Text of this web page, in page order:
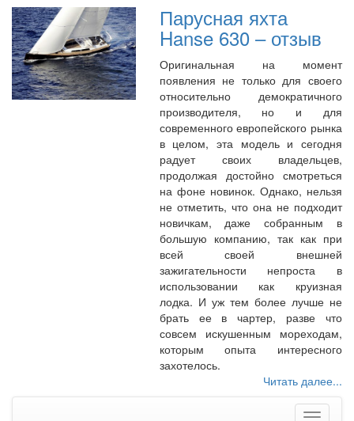
Парусная яхта
Hanse 630 – отзыв
Оригинальная на момент
появления не только для своего
относительно демократичного
производителя, но и для
современного европейского рынка
в целом, эта модель и сегодня
радует своих владельцев,
продолжая достойно смотреться
на фоне новинок. Однако, нельзя
не отметить, что она не подходит
новичкам, даже собранным в
большую компанию, так как при
всей своей внешней
зажигательности непроста в
использовании как круизная
лодка. И уж тем более лучше не
брать ее в чартер, разве что
совсем искушенным мореходам,
которым опыта интересного
захотелось.
Читать далее...